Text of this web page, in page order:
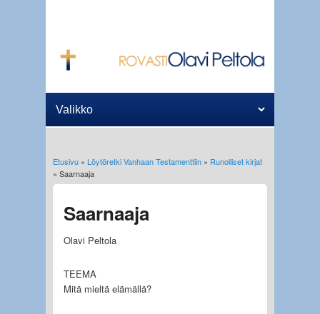
Olet täällä
Etusivu» Löytöretki Vanhaan Testamenttiin» Runolliset kirjat
» Saarnaaja
Saarnaaja
Olavi Peltola
TEEMA
Mitä mieltä elämällä?